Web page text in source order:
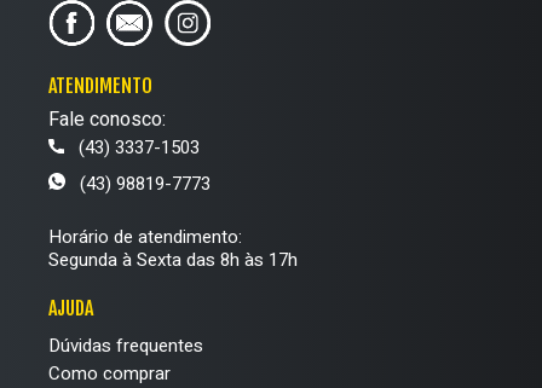
ATENDIMENTO
Fale conosco:
(43) 3337-1503
(43) 98819-7773
Horário de atendimento:
Segunda à Sexta das 8h às 17h
AJUDA
Dúvidas frequentes
Como comprar